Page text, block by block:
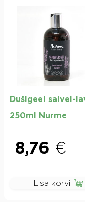
Dušigeel salvei-
250ml Nurme
8,76 €
Lisa korvi